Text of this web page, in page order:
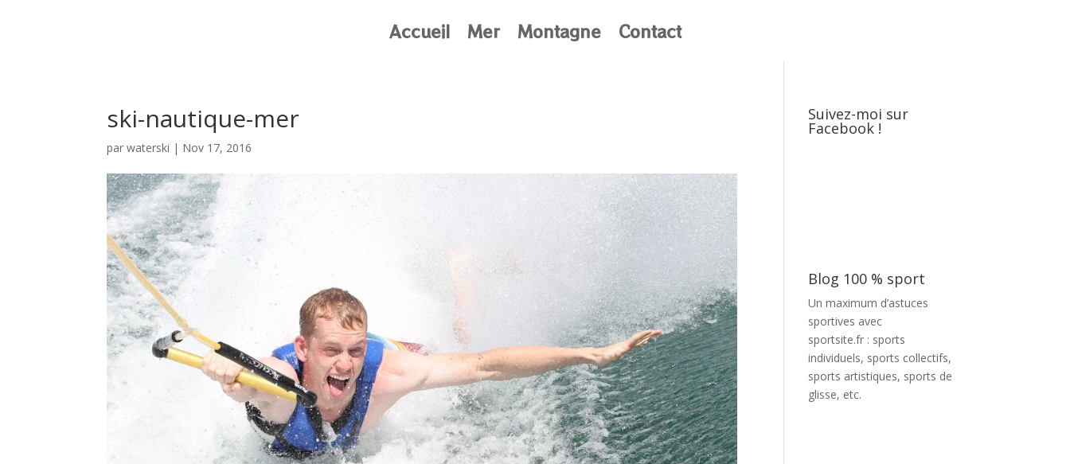
Accueil Mer Montagne Contact
ski-nautique-mer
parwaterski | Nov 17, 2016
Suivez-moi sur
Facebook !
Blog 100 % sport
Un maximum d’astuces
sportives avec
sportsite.fr : sports
individuels, sports collectifs,
sports artistiques, sports de
glisse, etc.